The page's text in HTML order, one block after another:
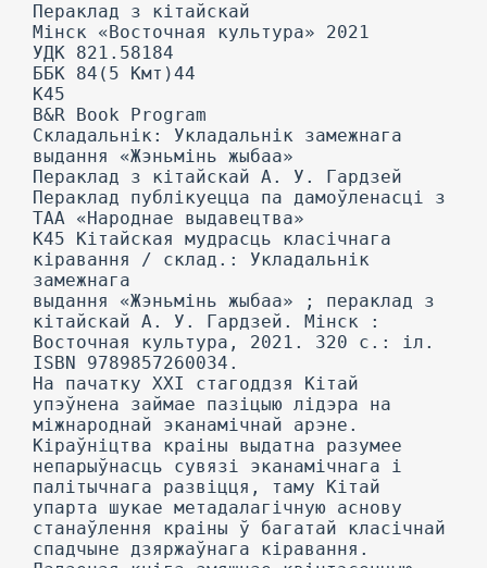
Пераклад з кітайскай
Мінск «Восточная культура» 2021
УДК 821.58184
ББК 84(5 Кмт)44
К45
B&R Book Program
Складальнік: Укладальнік замежнага
выдання «Жэньмінь жыбаа»
Пераклад з кітайскай А. У. Гардзей
Пераклад публікуецца па дамоўленасці з
ТАА «Народнае выдавецтва»
К45 Кітайская мудрасць класічнага
кіравання / склад.: Укладальнік
замежнага
выдання «Жэньмінь жыбаа» ; пераклад з
кітайскай А. У. Гардзей. Мінск :
Восточная культура, 2021. 320 с.: іл.
ISBN 9789857260034.
На пачатку XXI стагоддзя Кітай
упэўнена займае пазіцыю лідэра на
міжнароднай эканамічнай арэне.
Кіраўніцтва краіны выдатна разумее
непарыўнасць сувязі эканамічнага і
палітычнага развіцця, таму Кітай
упарта шукае метадалагічную аснову
станаўлення краіны ў багатай класічнай
спадчыне дзяржаўнага кіравання.